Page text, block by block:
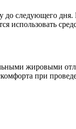
до следующего
использовать
жировыми
при